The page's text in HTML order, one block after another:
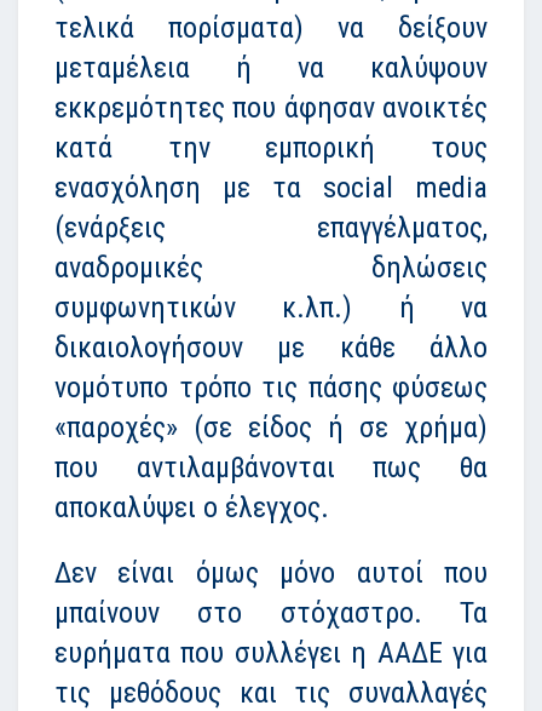
τελικά πορίσματα) να δείξουν
μεταμέλεια ή να καλύψουν
εκκρεμότητες που άφησαν ανοικτές
κατά την εμπορική τους
ενασχόληση με τα social media
(ενάρξεις επαγγέλματος,
αναδρομικές δηλώσεις
συμφωνητικών κ.λπ.) ή να
δικαιολογήσουν με κάθε άλλο
νομότυπο τρόπο τις πάσης φύσεως
«παροχές» (σε είδος ή σε χρήμα)
που αντιλαμβάνονται πως θα
αποκαλύψει ο έλεγχος.
Δεν είναι όμως μόνο αυτοί που
μπαίνουν στο στόχαστρο. Τα
ευρήματα που συλλέγει η ΑΑΔΕ για
τις μεθόδους και τις συναλλαγές